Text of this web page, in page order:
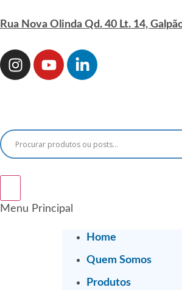
Rua Nova Olinda Qd. 40 Lt. 14,
Menu Principal
Home
Quem Somos
Produtos